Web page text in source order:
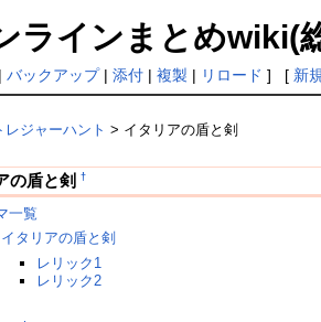
ラインまとめwiki(
バックアップ| 添付| 複製 | リロード ] [ 新規
レジャーハント > イタリアの盾と剣
の盾と剣 †
一覧
イタリアの盾と剣
レリック1
レリック2